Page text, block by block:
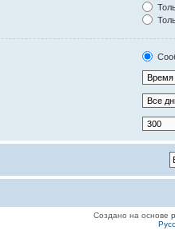
Создано на основе